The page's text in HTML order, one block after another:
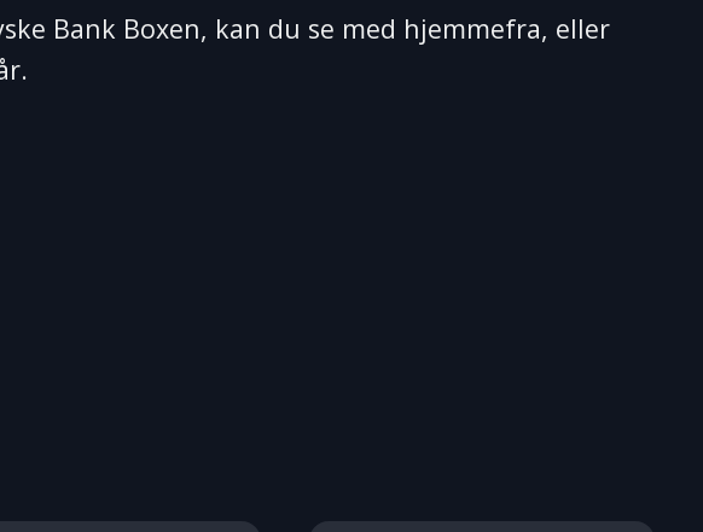
Bank Boxen, kan du se med hjemmefra, eller